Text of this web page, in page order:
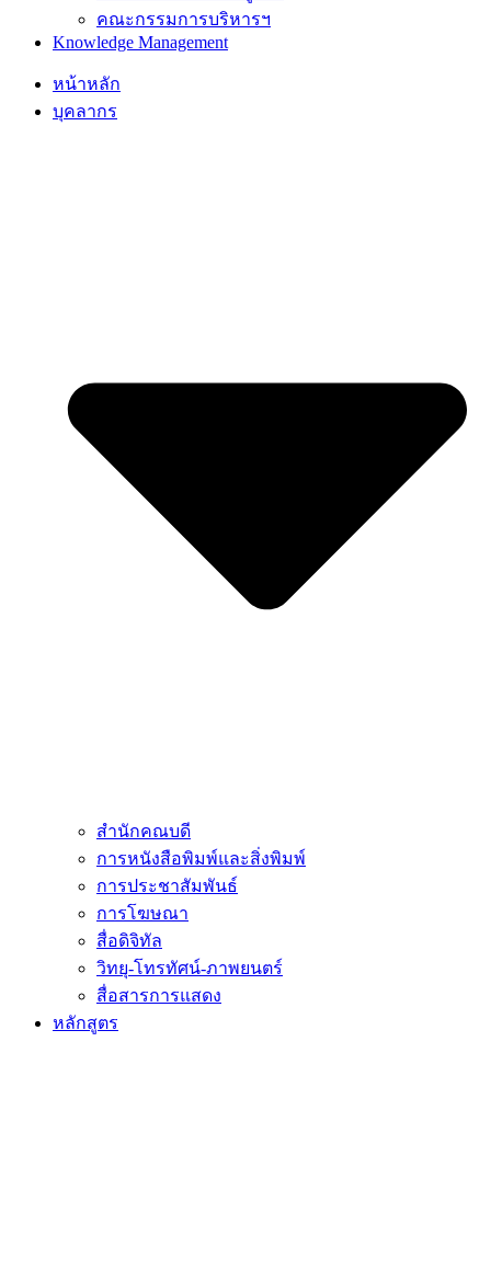
คณะกรรมการบริหารฯ
Knowledge Management
หน้าหลัก
บุคลากร
สำนักคณบดี
การหนังสือพิมพ์และสิ่งพิมพ์
การประชาสัมพันธ์
การโฆษณา
สื่อดิจิทัล
วิทยุ-โทรทัศน์-ภาพยนตร์
สื่อสารการแสดง
หลักสูตร